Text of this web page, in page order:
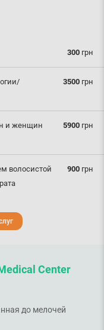
300 грн
3500 грн
5900 грн
и женщин
900 грн
волосистой
Center
до мелочей